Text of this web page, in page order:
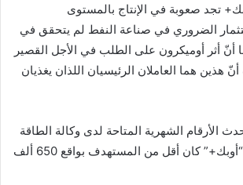
تجد صعوبة في الإنتاج بالمستوى
الضروري في صناعة النفط لم يتحقق في
أنّ أثر أوميكرون على الطلب في الأجل القصير
هذين هما العاملان الرئيسيان اللذان يغذيان
الأرقام الشهرية المتاحة لدى وكالة الطاقة
الدولية إلى أنّ إنتاج “أوبك+” كان أقل من المستهدف بواقع 650 ألف